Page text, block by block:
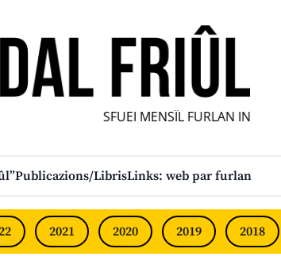
SFUEI MENSÎL FURLAN
Publicazions/LibrisLinks: web par furlan
2021 2020 2019 2018